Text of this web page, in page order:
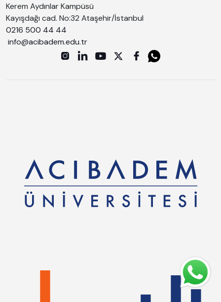
Kerem Aydınlar Kampüsü
Kayışdağı cad. No:32 Ataşehir/İstanbul
0216 500 44 44
info@acibadem.edu.tr